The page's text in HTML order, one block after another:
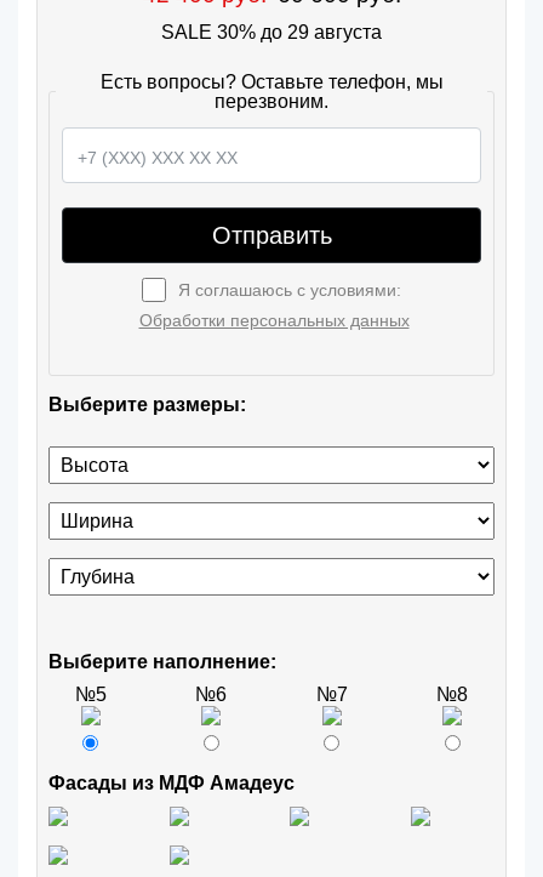
SALE 30% до 29 августа
Есть вопросы? Оставьте телефон, мы
перезвоним.
Отправить
Я соглашаюсь с условиями:
Обработки персональных данных
Выберите размеры:
Выберите наполнение:
№5
№6 №7 №8
Фасады из МДФ Амадеус